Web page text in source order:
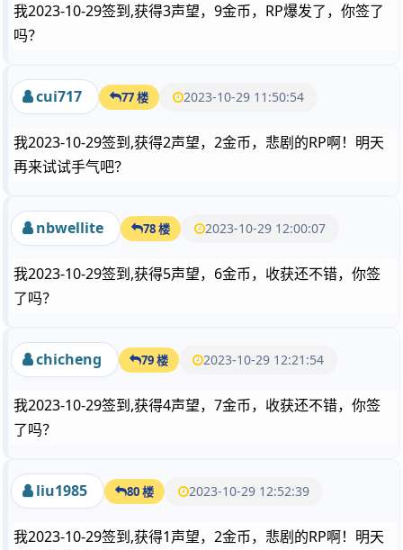
我2023-10-29签到,获得3声望，9金币，RP爆发了，你签了
吗？
cui717 77 楼 2023-10-29 11:50:54
我2023-10-29签到,获得2声望，2金币，悲剧的RP啊！明天
再来试试手气吧？
nbwellite 78 楼 2023-10-29 12:00:07
我2023-10-29签到,获得5声望，6金币，收获还不错，你签
了吗？
chicheng 79 楼 2023-10-29 12:21:54
我2023-10-29签到,获得4声望，7金币，收获还不错，你签
了吗？
liu1985 80 楼 2023-10-29 12:52:39
我2023-10-29签到,获得1声望，2金币，悲剧的RP啊！明天